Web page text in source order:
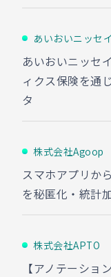
あいおいニッセ
あいおいニッセ
ィクス保険を通
タ
株式会社Agoop
スマホアプリか
を秘匿化・統計
株式会社APTO
【アノテーショ